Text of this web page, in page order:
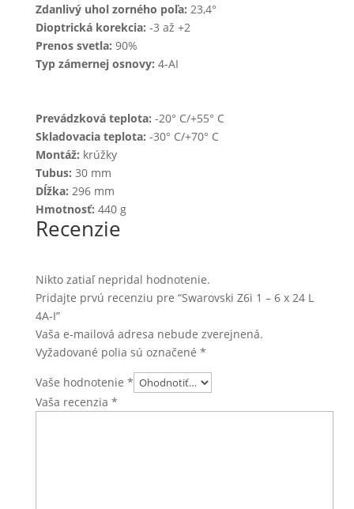
Zdanlivý uhol zorného poľa: 23,4°
Dioptrická korekcia: -3 až +2
Prenos svetla: 90%
Typ zámernej osnovy: 4-AI
Prevádzková teplota: -20° C/+55° C
Skladovacia teplota: -30° C/+70° C
Montáž: krúžky
Tubus: 30 mm
Dĺžka: 296 mm
Hmotnosť: 440 g
Recenzie
Nikto zatiaľ nepridal hodnotenie.
Pridajte prvú recenziu pre “Swarovski Z6i 1 – 6 x 24 L
4A-I”
Vaša e-mailová adresa nebude zverejnená.
Vyžadované polia sú označené *
Vaše hodnotenie *
Vaša recenzia *